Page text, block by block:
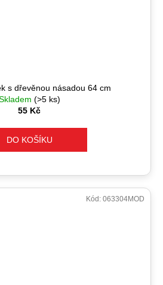
s dřevěnou násadou 64 cm
(>5 ks)
55 Kč
DO KOŠÍKU
Kód: 063304MOD